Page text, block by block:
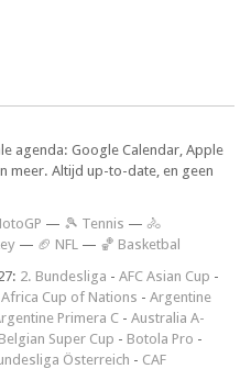
agenda: Google Calendar, Apple
meer. Altijd up-to-date, en geen
— 🎾 Tennis — 🚴
— 🏈 NFL — 🏀 Basketbal
2. Bundesliga - AFC Asian Cup -
Africa Cup of Nations - Argentine
Primera C - Australia A-
Belgian Super Cup - Botola Pro -
Österreich - CAF